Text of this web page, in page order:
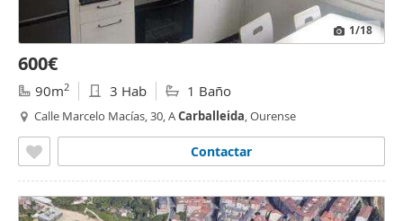
1/18
600€
90m2 3 Hab 1 Baño
Calle Marcelo Macías, 30, ACarballeida, Ourense
Contactar